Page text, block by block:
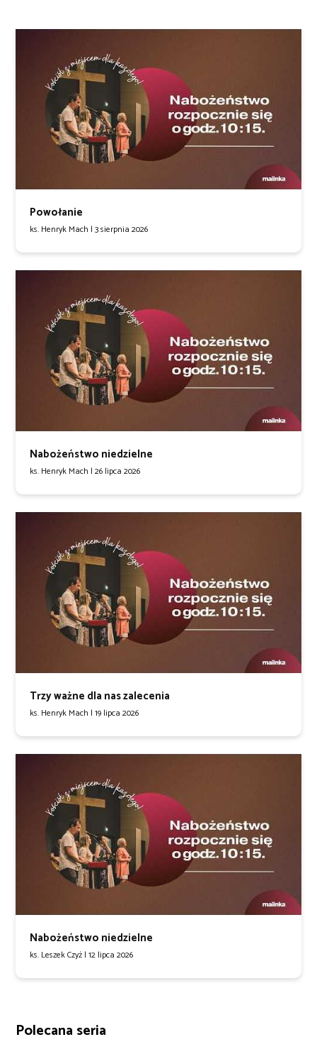
Powołanie
ks. Henryk Mach | 3 sierpnia 2026
Nabożeństwo niedzielne
ks. Henryk Mach | 26 lipca 2026
Trzy ważne dla nas zalecenia
ks. Henryk Mach | 19 lipca 2026
Nabożeństwo niedzielne
ks. Leszek Czyż | 12 lipca 2026
Polecana seria